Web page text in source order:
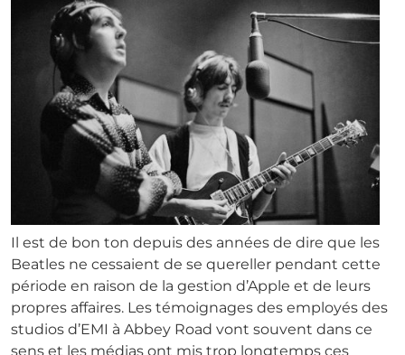
Il est de bon ton depuis des années de dire que les
Beatles ne cessaient de se quereller pendant cette
période en raison de la gestion d’Apple et de leurs
propres affaires. Les témoignages des employés des
studios d’EMI à Abbey Road vont souvent dans ce
sens et les médias ont mis trop longtemps ces